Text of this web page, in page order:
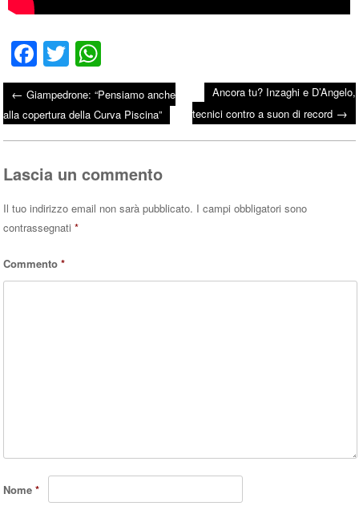
Fa
ce
bo
ok
T
wi
tte
r
ha
ts
A
Post navigation
← Giampedrone: “Pensiamo anche
alla copertura della Curva Piscina”
Ancora tu? Inzaghi e D’Angelo,
tecnici contro a suon di record →
Lascia un commento
Il tuo indirizzo email non sarà pubblicato. I campi obbligatori sono
contrassegnati*
Commento*
Nome*